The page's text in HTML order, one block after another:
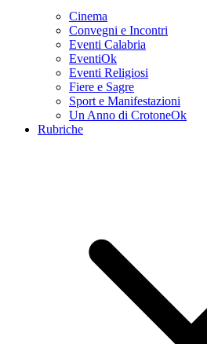
Cinema
Convegni e Incontri
Eventi Calabria
EventiOk
Eventi Religiosi
Fiere e Sagre
Sport e Manifestazioni
Un Anno di CrotoneOk
Rubriche